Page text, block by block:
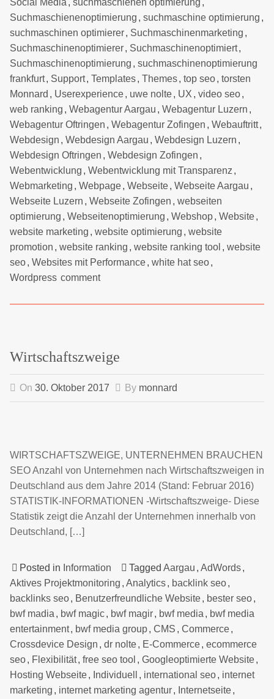
Suchmaschienenoptimierung , suchmaschine optimierung ,
suchmaschinen optimierer, Suchmaschinenmarketing ,
Suchmaschinenoptimierer, Suchmaschinenoptimiert,
Suchmaschinenoptimierung , suchmaschinenoptimierung
frankfurt, Support, Templates, Themes, top seo, torsten
Monnard , Userexperience, uwe nolte, UX , video seo,
web ranking , Webagentur Aargau , Webagentur Luzern ,
Webagentur Oftringen , Webagentur Zofingen , Webauftritt,
Webdesign , Webdesign Aargau , Webdesign Luzern ,
Webdesign Oftringen , Webdesign Zofingen ,
Webentwicklung , Webentwicklung mit Transparenz ,
Webmarketing , Webpage, Webseite, Webseite Aargau ,
Webseite Luzern , Webseite Zofingen , webseiten
optimierung , Webseitenoptimierung , Webshop, Website,
website marketing , website optimierung , website
promotion , website ranking , website ranking tool , website
seo, Websites mit Performance, white hat seo,
Wordpress comment
Wirtschaftszweige
On 30. Oktober 2017 By monnard
WIRTSCHAFTSZWEIGE, UNTERNEHMEN BRAUCHEN
SEO Anzahl von Unternehmen nach Wirtschaftszweigen in
Deutschland aus dem Jahre 2014 (Stand: Februar 2016)
STATISTIK-INFORMATIONEN -Wirtschaftszweige- Diese
Statistik zeigt die Anzahl der Unternehmen innerhalb von
Deutschland, […]
Posted in Information Tagged Aargau , AdWords,
Aktives Projektmonitoring , Analytics, backlink seo,
backlinks seo, Benutzerfreundliche Website, bester seo,
bwf madia , bwf magic, bwf magir, bwf media , bwf media
entertainment, bwf media group, CMS , Commerce,
Crossdevice Design , dr nolte, E-Commerce, ecommerce
seo, Flexibilität, free seo tool , Googleoptimierte Website,
Hosting Webseite, Individuell , international seo, internet
marketing , internet marketing agentur, Internetseite,